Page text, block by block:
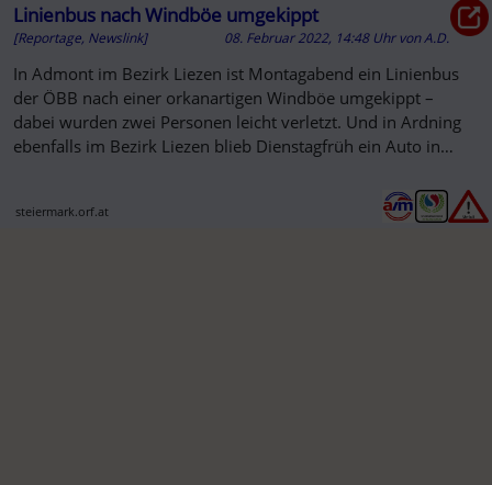
Linienbus nach Windböe umgekippt
[Reportage, Newslink] 08. Februar 2022, 14:48 Uhr vonA.D.
In Admont im Bezirk Liezen ist Montagabend ein Linienbus
der ÖBB nach einer orkanartigen Windböe umgekippt –
dabei wurden zwei Personen leicht verletzt. Und in Ardning
ebenfalls im Bezirk Liezen blieb Dienstagfrüh ein Auto in
steiermark.orf.at